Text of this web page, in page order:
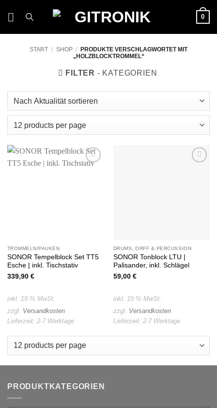
0
START / SHOP /
PRODUKTE VERSCHLAGWORTET MIT
„HOLZBLOCKTROMMEL“
FILTER
TROMMELN/PAUKEN
SONOR Tempelblock Set TT5
Esche | inkl. Tischstativ
339,90 €
inkl. 19 % MwSt.
zzgl. Versandkosten
Lieferzeit: 2-7 Werktage
DRUMS, ORFF & PERCUSSION
SONOR Tonblock LTU |
Palisander, inkl. Schlägel
59,00 €
inkl. 19 % MwSt.
zzgl. Versandkosten
Lieferzeit: 2-7 Werktage
PRODUKTKATEGORIEN